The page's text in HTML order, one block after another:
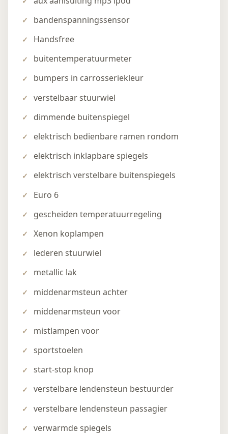
bandenspanningssensor
Handsfree
buitentemperatuurmeter
bumpers in carrosseriekleur
verstelbaar stuurwiel
dimmende buitenspiegel
elektrisch bedienbare ramen rondom
elektrisch inklapbare spiegels
elektrisch verstelbare buitenspiegels
Euro 6
gescheiden temperatuurregeling
Xenon koplampen
lederen stuurwiel
metallic lak
middenarmsteun achter
middenarmsteun voor
mistlampen voor
sportstoelen
start-stop knop
verstelbare lendensteun bestuurder
verstelbare lendensteun passagier
verwarmde spiegels